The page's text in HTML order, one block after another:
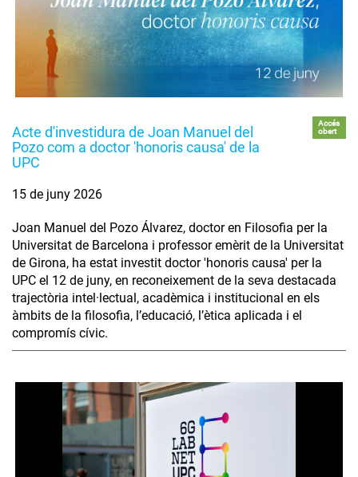
Acte d'investidura de Joan Manuel del
Pozo com a doctor 'honoris causa' de la
UPC
Accés
obert
15 de juny 2026
Joan Manuel del Pozo Álvarez, doctor en Filosofia per la
Universitat de Barcelona i professor emèrit de la Universitat
de Girona, ha estat investit doctor 'honoris causa' per la
UPC el 12 de juny, en reconeixement de la seva destacada
trajectòria intel·lectual, acadèmica i institucional en els
àmbits de la filosofia, l’educació, l’ètica aplicada i el
compromís cívic.